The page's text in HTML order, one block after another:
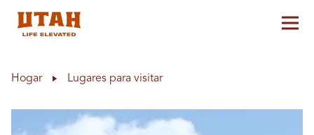
Hogar Lugares para visitar